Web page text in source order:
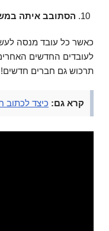
הסתובב איתה
כאשר כל עובד מנסה
לעובדים החדשים
תרכוש גם חברים חדשים!
קרא גם: כיצד לכתוב